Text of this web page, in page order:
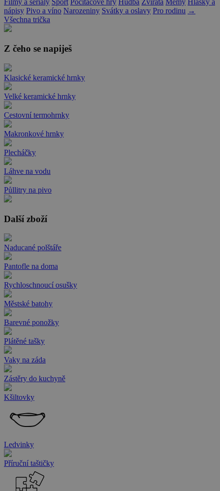
Filmy a seriály Sport Počítačové hry Hudba Zvířata Memy Hlášky a
nápisy Pivo a víno Narozeniny Svátky a oslavy Pro rodinu →
Všechna trička
Z čeho se napiješ
Klasické keramické hrnky
Velké keramické hrnky
Cestovní termohrnky
Makronkové hrnky
Plecháčky
Láhve na vodu
Půllitry na pivo
Další zboží
Naducané polštáře
Pantofle na doma
Rychloschnoucí osušky
Městské batohy
Barevné ponožky
Plátěné tašky
Vaky na záda
Zástěry do kuchyně
Kšiltovky
Ledvinky
Příruční taštičky